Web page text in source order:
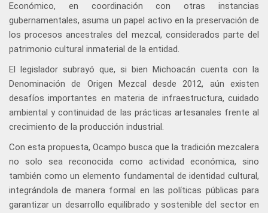
Económico, en coordinación con otras instancias
gubernamentales, asuma un papel activo en la preservación de
los procesos ancestrales del mezcal, considerados parte del
patrimonio cultural inmaterial de la entidad.
El legislador subrayó que, si bien Michoacán cuenta con la
Denominación de Origen Mezcal desde 2012, aún existen
desafíos importantes en materia de infraestructura, cuidado
ambiental y continuidad de las prácticas artesanales frente al
crecimiento de la producción industrial.
Con esta propuesta, Ocampo busca que la tradición mezcalera
no solo sea reconocida como actividad económica, sino
también como un elemento fundamental de identidad cultural,
integrándola de manera formal en las políticas públicas para
garantizar un desarrollo equilibrado y sostenible del sector en